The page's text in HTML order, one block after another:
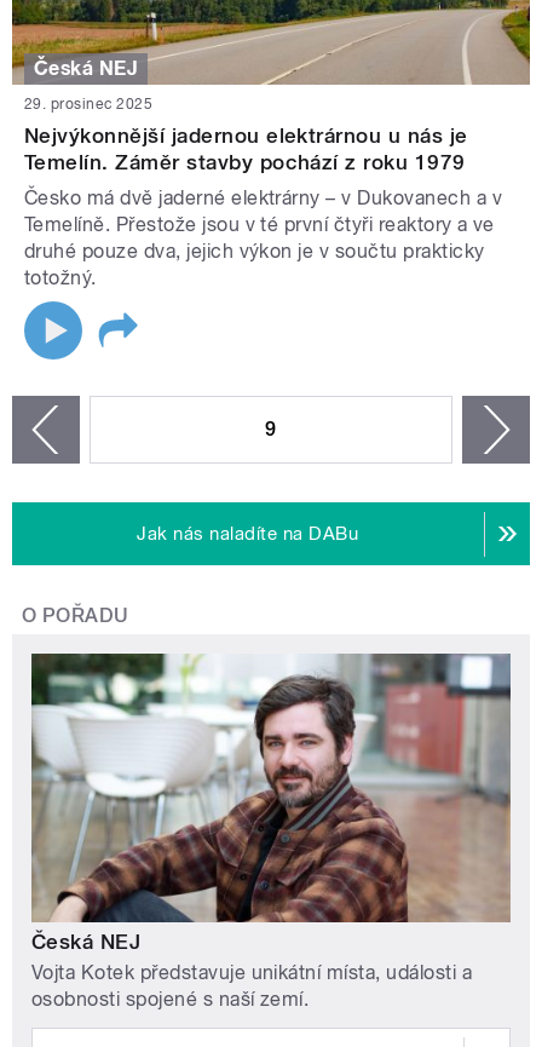
Česká NEJ
29. prosinec 2025
Nejvýkonnější jadernou elektrárnou u nás je
Temelín. Záměr stavby pochází z roku 1979
Česko má dvě jaderné elektrárny – v Dukovanech a v
Temelíně. Přestože jsou v té první čtyři reaktory a ve
druhé pouze dva, jejich výkon je v součtu prakticky
totožný.
9
Jak nás naladíte na DABu
O POŘADU
Česká NEJ
Vojta Kotek představuje unikátní místa, události a
osobnosti spojené s naší zemí.